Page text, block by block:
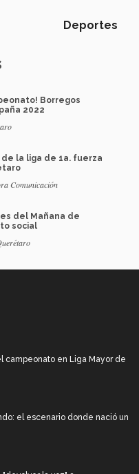
Deportes
Borregos
2022
de la liga de 1a. fuerza
Comunicación
del Mañana de
social
campeonato en Liga Mayor de
el escenario donde nació un